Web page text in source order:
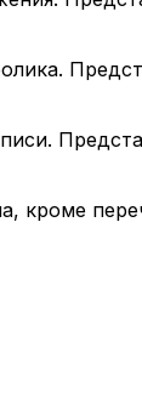
кроме